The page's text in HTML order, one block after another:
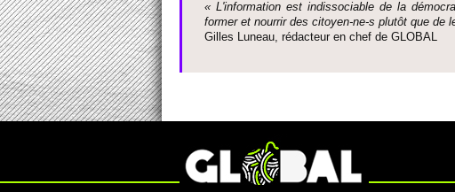
« L'information est indisso­ci­able de la
former et nourrir des ci­to­yen-ne-s plutôt que de
Gi­lles Luneau, rédacteur en chef de GLOBAL